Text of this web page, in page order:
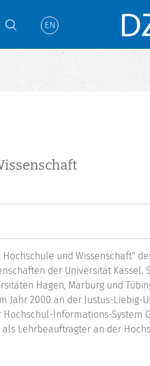
EN
und Wissenschaft"
der Universität Kassel.
Hagen, Marburg und
2000 an der Justus-Liebig-
Informations-System
Lehrbeauftragter an der